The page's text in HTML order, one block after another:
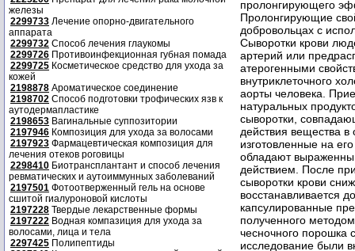
железы
2299733 Лечение опорно-двигательного
аппарата
2299732 Способ лечения глаукомы
2299726 Противоинфекционная губная помада
2299725 Косметическое средство для ухода за
кожей
2198878 Ароматическое соединение
2198702 Способ подготовки трофических язв к
аутодермапластике
2198653 Вагинальные суппозитории
2197946 Композиция для ухода за волосами
2197923 Фармацевтическая композиция для
лечения отеков роговицы
2298410 Биотрансплантант и способ лечения
ревматических и аутоиммунных заболеваний
2197501 Фотоотверженный гель на основе
сшитой гиалуроновой кислоты
2197228 Твердые лекарственные формы
2197222 Водная компазиция для ухода за
волосами, лица и тела
2297425 Полипептиды
пролонгирующего
Пролонгирующие
добровольцах с
Сыворотки крови
артерий или
атерогенными
внутриклеточного
аорты человека.
натуральных
сыворотки,
действия вещества
изготовленные на
обладают
действием. После
сыворотки крови
восстанавливается
капсулированные
полученного
чесночного порошка
исследование были